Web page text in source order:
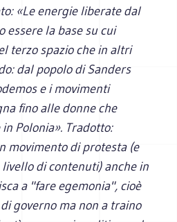
«Le energie liberate dal
essere la base su cui
terzo spazio che in altri
dal popolo di Sanders
e i movimenti
fino alle donne che
Polonia». Tradotto:
movimento di protesta (e
di contenuti) anche in
a "fare egemonia", cioè
governo ma non a traino